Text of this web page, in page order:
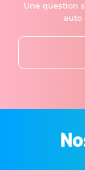
Une question
auto